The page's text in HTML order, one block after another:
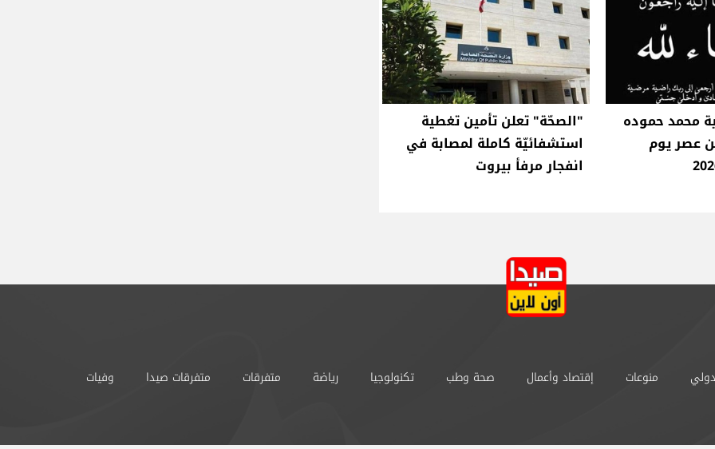
محمد حموده
عصر يوم
"الصحّة" تعلن تأمين تغطية
استشفائيّة كاملة لمصابة في
انفجار مرفأ بيروت
منوعات إقتصاد وأعمال صحة وطب تكنولوجيا رياضة متفرقات متفرقات صيدا وفيات